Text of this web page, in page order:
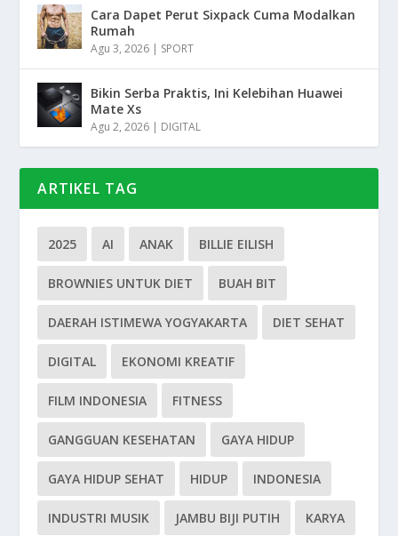
Cara Dapet Perut Sixpack Cuma Modalkan
Rumah
Agu 3, 2026 | SPORT
Bikin Serba Praktis, Ini Kelebihan Huawei
Mate Xs
Agu 2, 2026 | DIGITAL
ARTIKEL TAG
2025 AI ANAK BILLIE EILISH
BROWNIES UNTUK DIET BUAH BIT
DAERAH ISTIMEWA YOGYAKARTA DIET SEHAT
DIGITAL EKONOMI KREATIF
FILM INDONESIA FITNESS
GANGGUAN KESEHATAN GAYA HIDUP
GAYA HIDUP SEHAT HIDUP INDONESIA
INDUSTRI MUSIK JAMBU BIJI PUTIH KARYA